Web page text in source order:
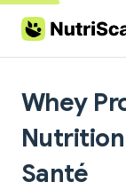
Skip to content
Whey
Santé